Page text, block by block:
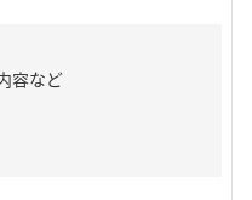
容など